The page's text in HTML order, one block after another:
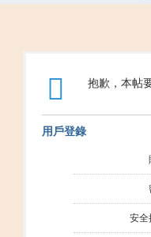
抱歉，本帖
用戶登錄
安全